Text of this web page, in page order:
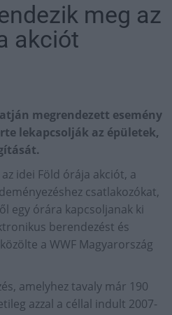
meg az
akciót
megrendezett esemény
lekapcsolják az épületek,
idei Föld órája akciót, a
csatlakozókat,
egy órára kapcsoljanak ki
berendezést és
a WWF Magyarország
amelyhez tavaly már 190
azzal a céllal indult 2007-